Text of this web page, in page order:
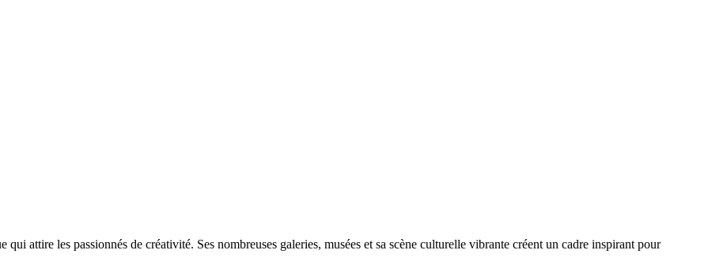
attire les passionnés de créativité. Ses nombreuses galeries, musées et sa scène culturelle vibrante créent un cadre inspirant pour